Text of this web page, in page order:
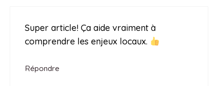
Super article! Ça aide vraiment à
comprendre les enjeux locaux.
Répondre